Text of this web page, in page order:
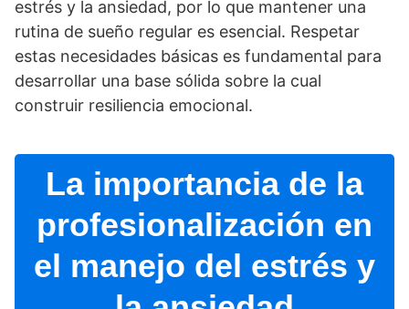
estrés y la ansiedad, por lo que mantener una
rutina de sueño regular es esencial. Respetar
estas necesidades básicas es fundamental para
desarrollar una base sólida sobre la cual
construir resiliencia emocional.
La importancia de la
profesionalización en
el manejo del estrés y